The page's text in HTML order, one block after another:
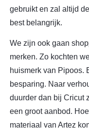
gebruikt en zal altijd
best belangrijk.
We zijn ook gaan
merken. Zo kochten
huismerk van Pipoos.
besparing. Naar
duurder dan bij Cricut
een groot aanbod.
materiaal van Artez